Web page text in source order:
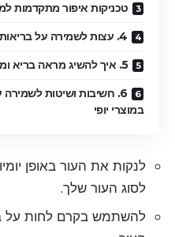
טכניקות איפור מתקדמות
4. עצות לשמירה על בריאות הציפורניים והציפורניים
5. איך להשיג מראה בריא ומואר בעזרת תפריט תזונה מאוזן
6. חשיבות ושיטות
במוצרי יופי
לנקות את העור באופן
לסוג העור שלך.
להשתמש בקרם לחות על